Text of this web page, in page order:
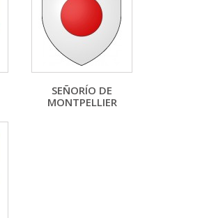
SEÑORÍO DE
MONTPELLIER